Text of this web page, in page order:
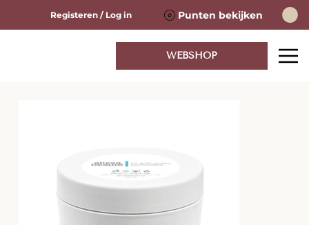
Punten bekijken
Registeren / Log in
WEBSHOP